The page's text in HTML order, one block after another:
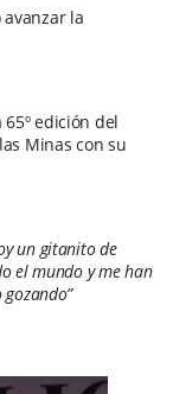
la
edición del
Minas con su
un gitanito de
el mundo y me han